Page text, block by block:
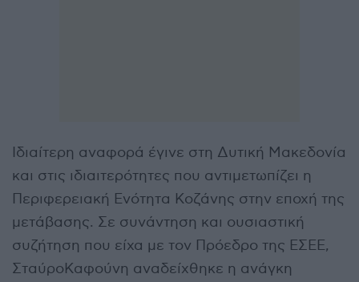
Ιδιαίτερη αναφορά έγινε στη Δυτική Μακεδονία
και στις ιδιαιτερότητες που αντιμετωπίζει η
Περιφερειακή Ενότητα Κοζάνης στην εποχή της
μετάβασης. Σε συνάντηση και ουσιαστική
συζήτηση που είχα με τον Πρόεδρο της ΕΣΕΕ,
ΣταύροΚαφούνη αναδείχθηκε η ανάγκη